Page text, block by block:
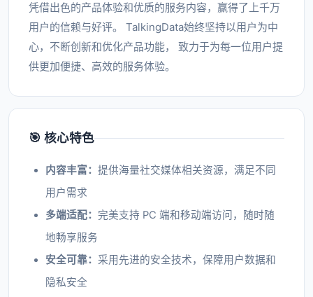
凭借出色的产品体验和优质的服务内容，赢得了上千万
用户的信赖与好评。 TalkingData始终坚持以用户为中
心，不断创新和优化产品功能， 致力于为每一位用户提
供更加便捷、高效的服务体验。
🎯 核心特色
内容丰富： 提供海量社交媒体相关资源，满足不同
用户需求
多端适配： 完美支持 PC 端和移动端访问，随时随
地畅享服务
安全可靠： 采用先进的安全技术，保障用户数据和
隐私安全